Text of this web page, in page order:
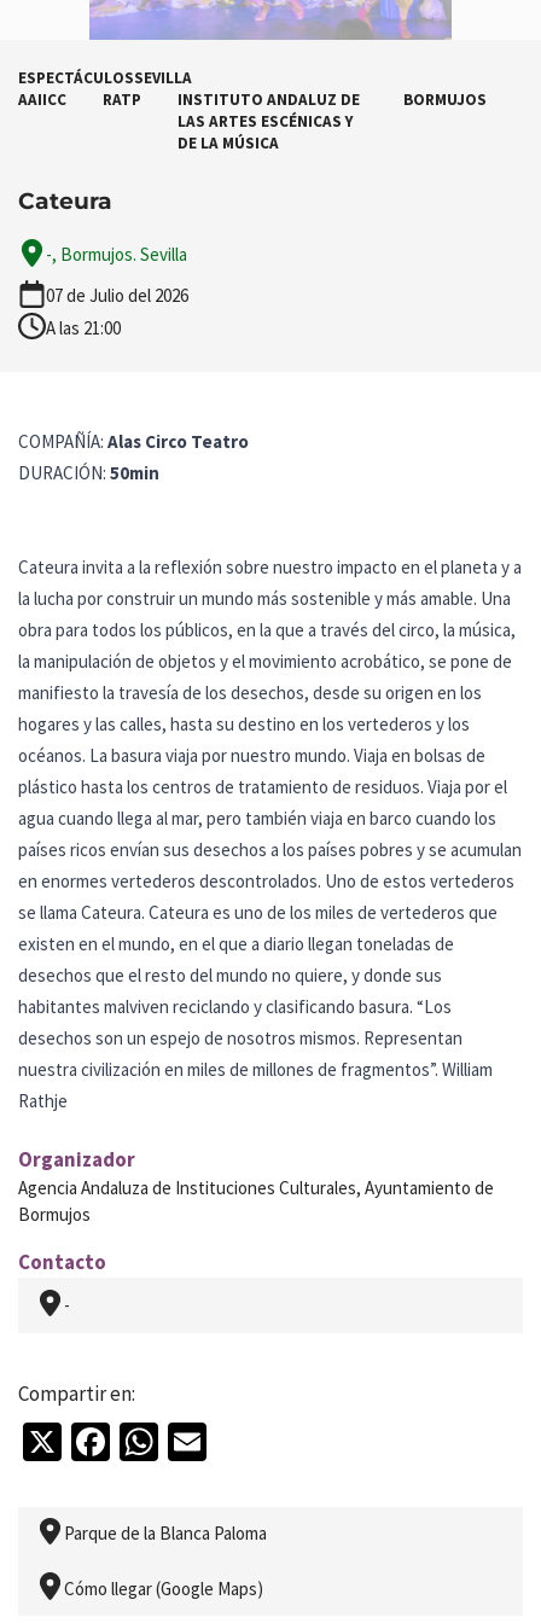
ESPECTÁCULOSSEVILLA
AAIICC
RATP
INSTITUTO ANDALUZ DE
LAS ARTES ESCÉNICAS Y
DE LA MÚSICA
BORMUJOS
Cateura
-, Bormujos. Sevilla
07 de Julio del 2026
A las 21:00
COMPAÑÍA: Alas Circo Teatro
DURACIÓN: 50min
Cateura invita a la reflexión sobre nuestro impacto en el planeta y a
la lucha por construir un mundo más sostenible y más amable. Una
obra para todos los públicos, en la que a través del circo, la música,
la manipulación de objetos y el movimiento acrobático, se pone de
manifiesto la travesía de los desechos, desde su origen en los
hogares y las calles, hasta su destino en los vertederos y los
océanos. La basura viaja por nuestro mundo. Viaja en bolsas de
plástico hasta los centros de tratamiento de residuos. Viaja por el
agua cuando llega al mar, pero también viaja en barco cuando los
países ricos envían sus desechos a los países pobres y se acumulan
en enormes vertederos descontrolados. Uno de estos vertederos
se llama Cateura. Cateura es uno de los miles de vertederos que
existen en el mundo, en el que a diario llegan toneladas de
desechos que el resto del mundo no quiere, y donde sus
habitantes malviven reciclando y clasificando basura. “Los
desechos son un espejo de nosotros mismos. Representan
nuestra civilización en miles de millones de fragmentos”. William
Rathje
Organizador
Agencia Andaluza de Instituciones Culturales, Ayuntamiento de
Bormujos
Contacto
-
Compartir en:
X Facebook
WhatsApp
Parque de la Blanca Paloma
Cómo llegar (Google Maps)